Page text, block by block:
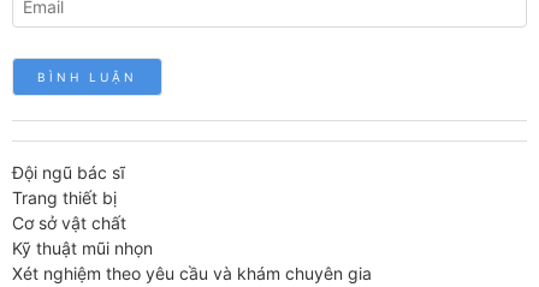
Đội ngũ bác sĩ
Trang thiết bị
Cơ sở vật chất
Kỹ thuật mũi nhọn
Xét nghiệm theo yêu cầu và khám chuyên gia